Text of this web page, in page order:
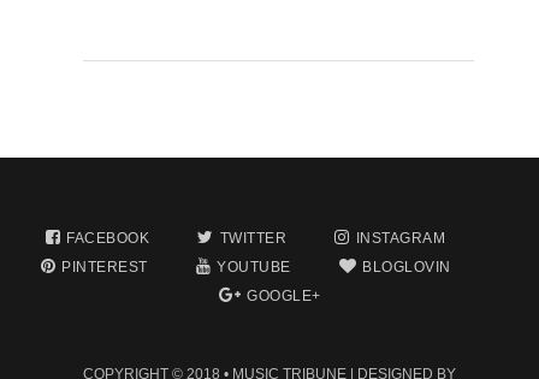
FACEBOOK TWITTER
INSTAGRAM
PINTEREST
YOUTUBE
BLOGLOVIN
GOOGLE+
COPYRIGHT © 2018 • MUSIC TRIBUNE | DESIGNED BY